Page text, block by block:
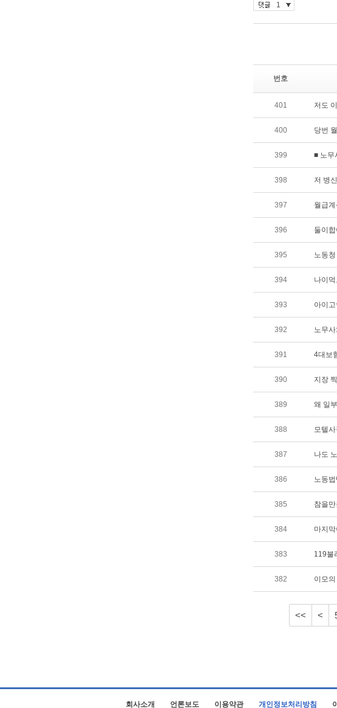
번호
401 저도
400 당번
399 ■ 노무
398 저 병
397 월급
396 둘이합
395 노동
394 나이
393 아이
392 노무
391 4대보
390 지장
389 왜 일
388 모텔
387 나도
386 노동
385 참을
384 마지
383 119불
382 이모
<< <
회사소개 언론보도 이용약관 개인정보처리방침